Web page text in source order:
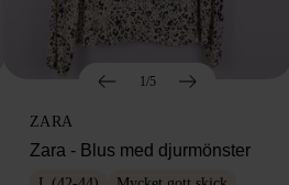
1/5
ZARA
Zara - Blus med djurmönster